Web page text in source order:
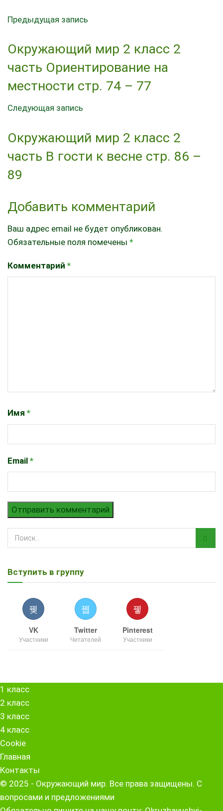
Предыдущая запись
Окружающий мир 2 класс 2
часть Ориентирование на
местности стр. 74 – 77
Следующая запись
Окружающий мир 2 класс 2
часть В гости к весне стр. 86 –
89
Добавить комментарий
Ваш адрес email не будет опубликован.
Обязательные поля помечены *
Комментарий *
Имя *
Email *
Вступить в группу
VK
Участники
Twitter
Читателей
Pinterest
Участники
1 класс
2 класс
3 класс
4 класс
Cookie
Главная
Контакты
© 2025 - Окружающий мир. Все права защищены. С
вопросами и предложениями